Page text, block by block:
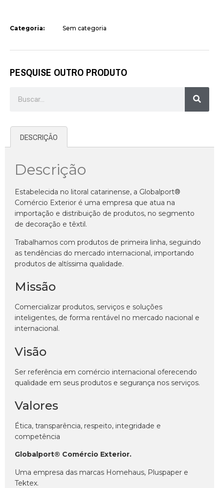
Categoria: Sem categoria
PESQUISE OUTRO PRODUTO
DESCRIÇÃO
Descrição
Estabelecida no litoral catarinense, a Globalport®
Comércio Exterior é uma empresa que atua na
importação e distribuição de produtos, no segmento
de decoração e têxtil.
Trabalhamos com produtos de primeira linha, seguindo
as tendências do mercado internacional, importando
produtos de altíssima qualidade.
Missão
Comercializar produtos, serviços e soluções
inteligentes, de forma rentável no mercado nacional e
internacional.
Visão
Ser referência em comércio internacional oferecendo
qualidade em seus produtos e segurança nos serviços.
Valores
Ética, transparência, respeito, integridade e
competência
Globalport® Comércio Exterior.
Uma empresa das marcas Homehaus, Pluspaper e
Tektex.